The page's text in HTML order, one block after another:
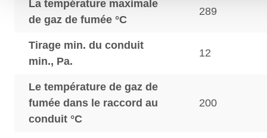
La température maximale
de gaz de fumée °C
289
Tirage min. du conduit
min., Pa.
12
Le température de gaz de
fumée dans le raccord au
conduit °C
200